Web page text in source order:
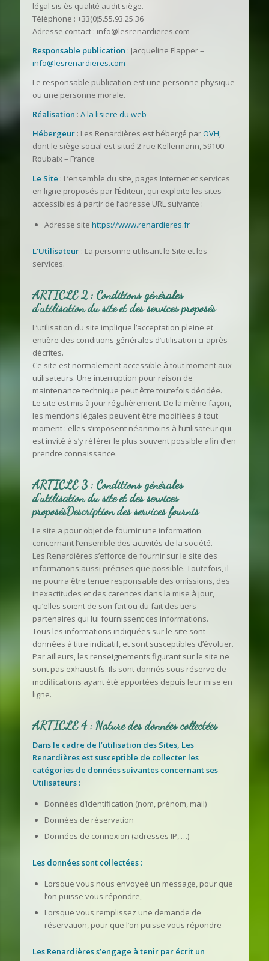
légal sis ès qualité audit siège.
Téléphone : +33(0)5.55.93.25.36
Adresse contact : info@lesrenardieres.com
Responsable publication : Jacqueline Flapper –
info@lesrenardieres.com
Le responsable publication est une personne physique
ou une personne morale.
Réalisation : A la lisiere du web
Hébergeur : Les Renardières est hébergé parOVH,
dont le siège social est situé 2 rue Kellermann, 59100
Roubaix – France
Le Site : L’ensemble du site, pages Internet et services
en ligne proposés par l’Éditeur, qui exploite les sites
accessibles à partir de l’adresse URL suivante :
Adresse site https://www.renardieres.fr
L’Utilisateur : La personne utilisant le Site et les
services.
ARTICLE 2 : Conditions générales
d’utilisation du site et des services proposés
L’utilisation du site implique l’acceptation pleine et
entière des conditions générales d’utilisation ci-après
décrites.
Ce site est normalement accessible à tout moment aux
utilisateurs. Une interruption pour raison de
maintenance technique peut être toutefois décidée.
Le site est mis à jour régulièrement. De la même façon,
les mentions légales peuvent être modifiées à tout
moment : elles s’imposent néanmoins à l’utilisateur qui
est invité à s’y référer le plus souvent possible afin d’en
prendre connaissance.
ARTICLE 3 : Conditions générales
d’utilisation du site et des services
proposésDescription des services fournis
Le site a pour objet de fournir une information
concernant l’ensemble des activités de la société.
Les Renardières s’efforce de fournir sur le site des
informations aussi précises que possible. Toutefois, il
ne pourra être tenue responsable des omissions, des
inexactitudes et des carences dans la mise à jour,
qu’elles soient de son fait ou du fait des tiers
partenaires qui lui fournissent ces informations.
Tous les informations indiquées sur le site sont
données à titre indicatif, et sont susceptibles d’évoluer.
Par ailleurs, les renseignements figurant sur le site ne
sont pas exhaustifs. Ils sont donnés sous réserve de
modifications ayant été apportées depuis leur mise en
ligne.
ARTICLE 4 : Nature des données collectées
Dans le cadre de l’utilisation des Sites, Les
Renardières est susceptible de collecter les
catégories de données suivantes concernant ses
Utilisateurs :
Données d’identification (nom, prénom, mail)
Données de réservation
Données de connexion (adresses IP, …)
Les données sont collectées :
Lorsque vous nous envoyeé un message, pour que
l’on puisse vous répondre,
Lorsque vous remplissez une demande de
réservation, pour que l’on puisse vous répondre
Les Renardières s’engage à tenir par écrit un